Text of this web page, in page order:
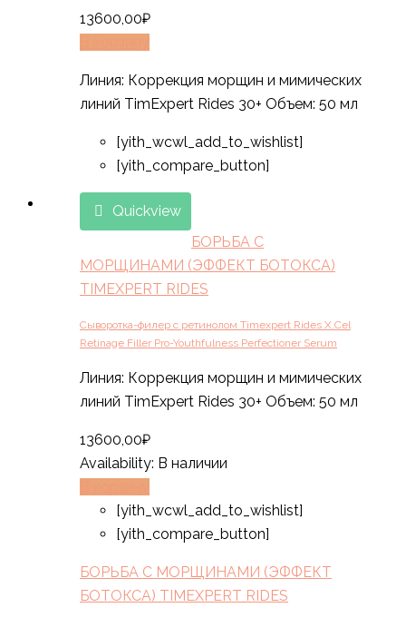
13600,00₽
Линия: Коррекция морщин и мимических
линий TimExpert Rides 30+ Объем: 50 мл
[yith_wcwl_add_to_wishlist]
[yith_compare_button]
Quickview
БОРЬБА С
МОРЩИНАМИ (ЭФФЕКТ БОТОКСА)
TIMEXPERT RIDES
Сыворотка-филер с ретинолом Timexpert Rides X.Cel
Retinage Filler Pro-Youthfulness Perfectioner Serum
Линия: Коррекция морщин и мимических
линий TimExpert Rides 30+ Объем: 50 мл
13600,00₽
Availability: В наличии
[yith_wcwl_add_to_wishlist]
[yith_compare_button]
БОРЬБА С МОРЩИНАМИ (ЭФФЕКТ
БОТОКСА) TIMEXPERT RIDES